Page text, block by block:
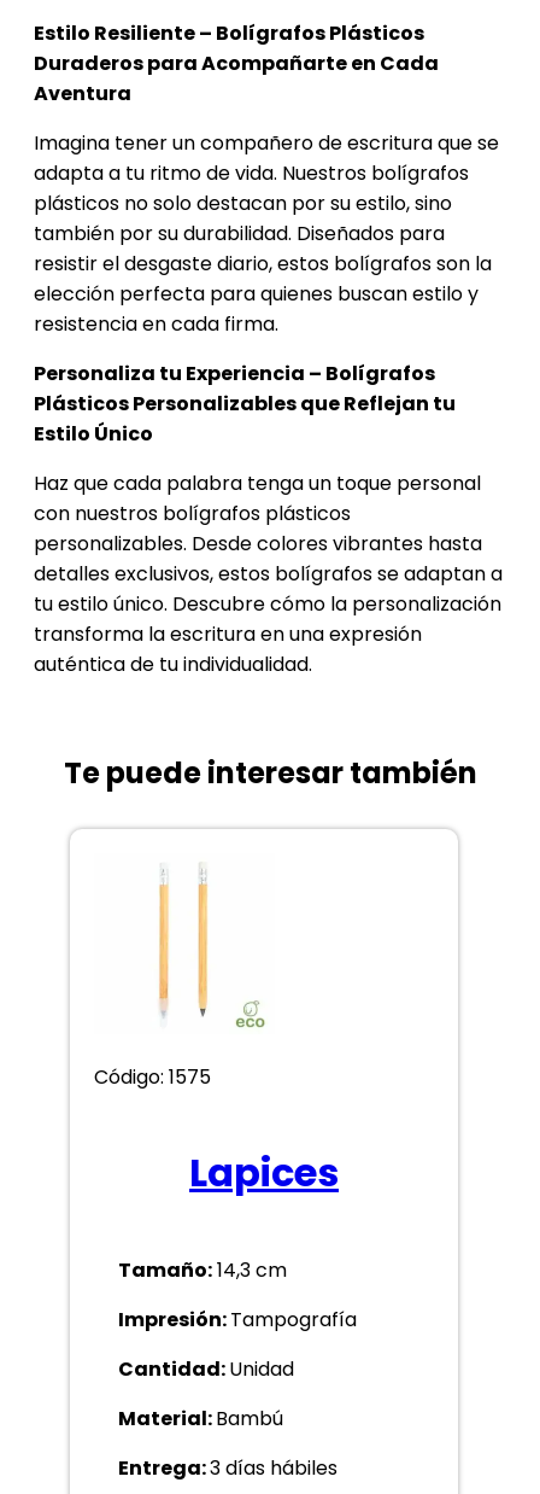
Estilo Resiliente – Bolígrafos Plásticos
Duraderos para Acompañarte en Cada
Aventura
Imagina tener un compañero de escritura que se
adapta a tu ritmo de vida. Nuestros bolígrafos
plásticos no solo destacan por su estilo, sino
también por su durabilidad. Diseñados para
resistir el desgaste diario, estos bolígrafos son la
elección perfecta para quienes buscan estilo y
resistencia en cada firma.
Personaliza tu Experiencia – Bolígrafos
Plásticos Personalizables que Reflejan tu
Estilo Único
Haz que cada palabra tenga un toque personal
con nuestros bolígrafos plásticos
personalizables. Desde colores vibrantes hasta
detalles exclusivos, estos bolígrafos se adaptan a
tu estilo único. Descubre cómo la personalización
transforma la escritura en una expresión
auténtica de tu individualidad.
Te puede interesar también
Código: 1575
Lapices
Tamaño:14,3 cm
Impresión:Tampografía
Cantidad:Unidad
Material:Bambú
Entrega:3 días hábiles